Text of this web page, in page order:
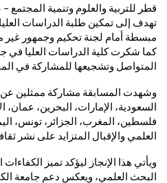
قطر للتربية والعلوم وتنمية المجتمع
تهدف إلى تمكين طلبة الدراسات
مبسطة أمام لجنة تحكيم وجمهور
كما شكرت كلية الدراسات العليا في
المتواصل وتشجيعها للمشاركة في
السعودية، الإمارات، البحرين، عمان،
فلسطين، المغرب، الجزائر، تونس،
العلمي والإقبال المتزايد على نشر
ويأتي هذا الإنجاز ليؤكد تميز
البحث العلمي، ويعكس دعم جامعة